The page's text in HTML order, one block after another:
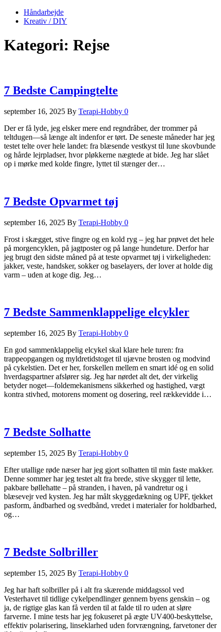
Håndarbejde
Kreativ / DIY
Kategori: Rejse
7 Bedste Campingtelte
september 16, 2025 By Terapi-Hobby 0
Der er få lyde, jeg elsker mere end regndråber, der trommer på
teltdugen—så længe alt indenfor er tørt. De seneste måneder har jeg
testet telte over hele landet: fra blæsende vestkyst til lune skovbunde
og hårde lejrpladser, hvor pløkkerne nægtede at bide. Jeg har slået
op i mørke med kolde fingre, lyttet til stænger der…
7 Bedste Opvarmet tøj
september 16, 2025 By Terapi-Hobby 0
Frost i skægget, stive fingre og en kold ryg – jeg har prøvet det hele
på morgencyklen, på jagtposter og på lange hundeture. Derfor har
jeg brugt den sidste måned på at teste opvarmet tøj i virkeligheden:
jakker, veste, handsker, sokker og baselayers, der lover at holde dig
varm – uden at koge dig. Jeg…
7 Bedste Sammenklappelige elcykler
september 16, 2025 By Terapi-Hobby 0
En god sammenklappelig elcykel skal klare hele turen: fra
trappeopgangen og myldretidstoget til ujævne brosten og modvind
på cykelstien. Det er her, forskellen mellem en smart idé og en solid
hverdagspartner afslører sig. Jeg har nørdet alt det, der virkelig
betyder noget—foldemekanismens sikkerhed og hastighed, vægt
kontra stivhed, motorens moment og dosering, reel rækkevidde i…
7 Bedste Solhatte
september 15, 2025 By Terapi-Hobby 0
Efter utallige røde næser har jeg gjort solhatten til min faste makker.
Denne sommer har jeg testet alt fra brede, stive skygger til lette,
pakbare bøllehatte – på stranden, i haven, på vandretur og i
blæsevejr ved kysten. Jeg har målt skyggedækning og UPF, tjekket
pasform, åndbarhed og svedbånd, vredet i materialer for holdbarhed,
og…
7 Bedste Solbriller
september 15, 2025 By Terapi-Hobby 0
Jeg har haft solbriller på i alt fra skærende middagssol ved
Vesterhavet til tidlige cykelpendlinger gennem byens genskin – og
ja, de rigtige glas kan få verden til at falde til ro uden at sløre
farverne. I mine tests har jeg fokuseret på ægte UV400-beskyttelse,
effektiv polarisering, linseklarhed uden forvrængning, farvetoner der